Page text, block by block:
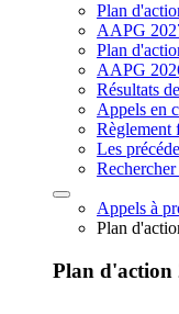
Plan
AAPG
Plan
AAPG
Résultats
Appels en
Règlement
Les
Appels à
Plan
Plan d'action